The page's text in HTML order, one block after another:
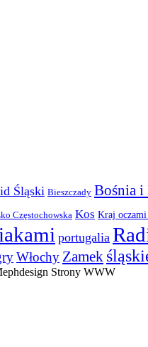
Śląski Bieszczady Bośnia i
Częstochowska Kos Kraj
portugalia
Włochy Zamek
Strony WWW